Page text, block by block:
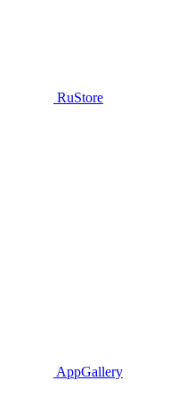
RuStore
AppGallery